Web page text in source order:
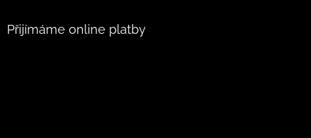
Přijímáme online platby